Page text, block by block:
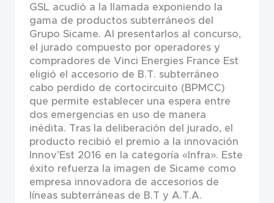
GSL acudió a la llamada exponiendo la
gama de productos subterráneos del
Grupo Sicame. Al presentarlos al concurso,
el jurado compuesto por operadores y
compradores de Vinci Energies France Est
eligió el accesorio de B.T. subterráneo
cabo perdido de cortocircuito (BPMCC)
que permite establecer una espera entre
dos emergencias en uso de manera
inédita. Tras la deliberación del jurado, el
producto recibió el premio a la innovación
Innov’Est 2016 en la categoría «Infra». Este
éxito refuerza la imagen de Sicame como
empresa innovadora de accesorios de
líneas subterráneas de B.T y A.T.A.